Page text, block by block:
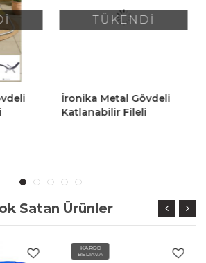
TÜKENDİ
İronika Metal Gövdeli
Katlanabilir Fileli
Satan Ürünler
KARGO
BEDAVA